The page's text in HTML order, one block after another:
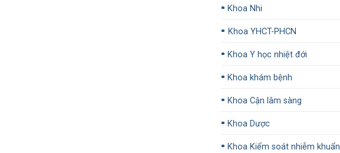
▪️ Khoa Nhi
▪️ Khoa YHCT-PHCN
▪️ Khoa Y học nhiệt đới
▪️ Khoa khám bệnh
▪️ Khoa Cận lâm sàng
▪️ Khoa Dược
▪️ Khoa Kiểm soát nhiễm khuẩn